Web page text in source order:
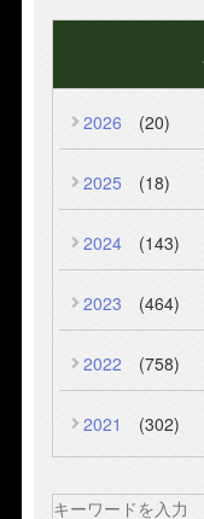
2026 (20)
2025 (18)
2024 (143)
2023 (464)
2022 (758)
2021 (302)